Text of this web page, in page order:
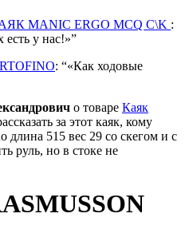
MANIC ERGO MCQ C\K :
у нас!»
:
«Как ходовые
о товаре Каяк
за этот каяк, кому
длина 515 вес 29 со скегом и с
руль, но в стоке не